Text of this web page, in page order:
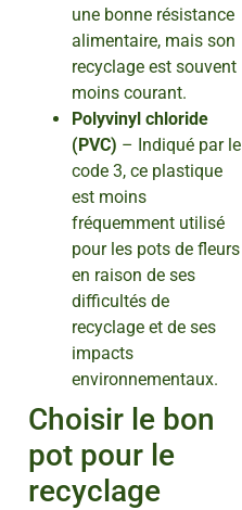
une bonne résistance
alimentaire, mais son
recyclage est souvent
moins courant.
Polyvinyl chloride
(PVC) – Indiqué par le
code 3, ce plastique
est moins
fréquemment utilisé
pour les pots de fleurs
en raison de ses
difficultés de
recyclage et de ses
impacts
environnementaux.
Choisir le bon
pot pour le
recyclage